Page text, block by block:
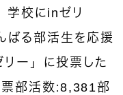
学校にinゼリ
ばる部活生を応援
ー」に投票した
票部活数：8,381部